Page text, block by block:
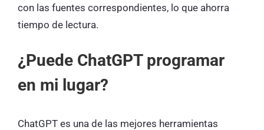
con las fuentes correspondientes, lo que ahorra
tiempo de lectura.
¿Puede ChatGPT programar
en mi lugar?
ChatGPT es una de las mejores herramientas